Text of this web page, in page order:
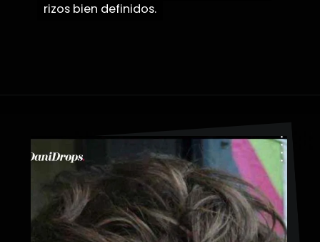
rizos bien definidos.
rizos bien definidos.